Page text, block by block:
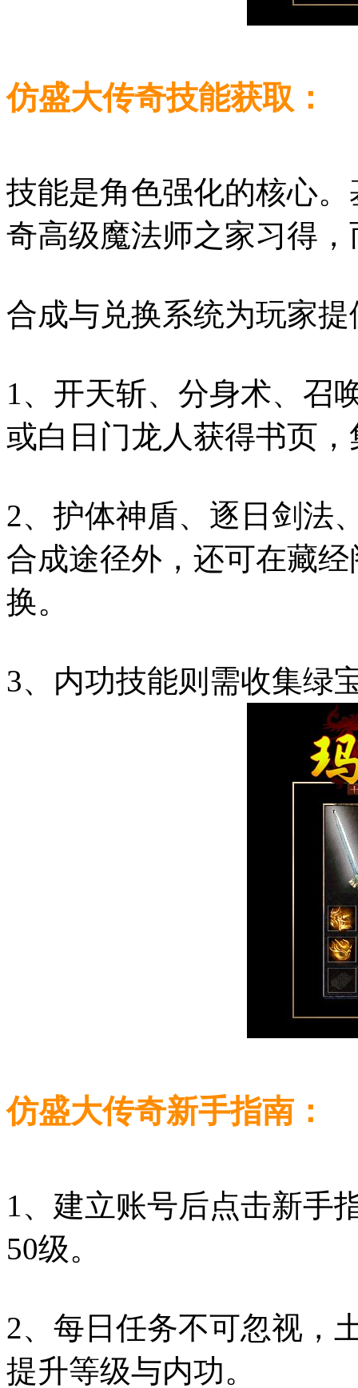
仿盛大传奇技能获取：
技能是角色强化的核心
奇高级魔法师之家习得
合成与兑换系统为玩家
1、开天斩、分身术、召
或白日门龙人获得书页
2、护体神盾、逐日剑法
合成途径外，还可在藏
换。
3、内功技能则需收集绿
仿盛大传奇新手指南：
1、建立账号后点击新手
50级。
2、每日任务不可忽视，
提升等级与内功。